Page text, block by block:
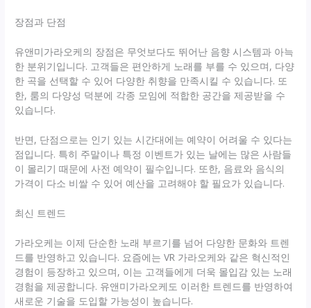
장점과 단점
유앤미가라오케의 장점은 무엇보다도 뛰어난 음향 시스템과 아늑
한 분위기입니다. 고객들은 편안하게 노래를 부를 수 있으며, 다양
한 곡을 선택할 수 있어 다양한 취향을 만족시킬 수 있습니다. 또
한, 룸의 다양성 덕분에 각종 모임에 적합한 공간을 제공받을 수
있습니다.
반면, 단점으로는 인기 있는 시간대에는 예약이 어려울 수 있다는
점입니다. 특히 주말이나 특정 이벤트가 있는 날에는 많은 사람들
이 몰리기 때문에 사전 예약이 필수입니다. 또한, 음료와 음식의
가격이 다소 비쌀 수 있어 예산을 고려해야 할 필요가 있습니다.
최신 트렌드
가라오케는 이제 단순한 노래 부르기를 넘어 다양한 문화와 트렌
드를 반영하고 있습니다. 요즘에는 VR 가라오케와 같은 혁신적인
경험이 등장하고 있으며, 이는 고객들에게 더욱 몰입감 있는 노래
경험을 제공합니다. 유앤미가라오케도 이러한 트렌드를 반영하여
새로운 기술을 도입할 가능성이 높습니다.